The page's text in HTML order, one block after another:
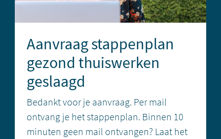
Aanvraag stappenplan
gezond thuiswerken
geslaagd
Bedankt voor je aanvraag. Per mail
ontvang je het stappenplan. Binnen 10
minuten geen mail ontvangen? Laat het